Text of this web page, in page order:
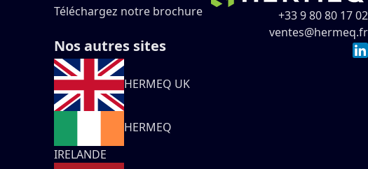
Téléchargez notre brochure
Nos autres sites
HERMEQ UK
HERMEQ
IRELANDE
+33 9 80 80 17 02
ventes@hermeq.fr